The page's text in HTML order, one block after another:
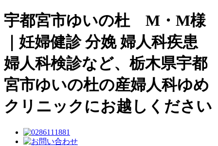
宇都宮市ゆいの杜 M・M様
｜妊婦健診 分娩 婦人科疾患
婦人科検診など、栃木県宇都
宮市ゆいの杜の産婦人科ゆめ
クリニックにお越しください